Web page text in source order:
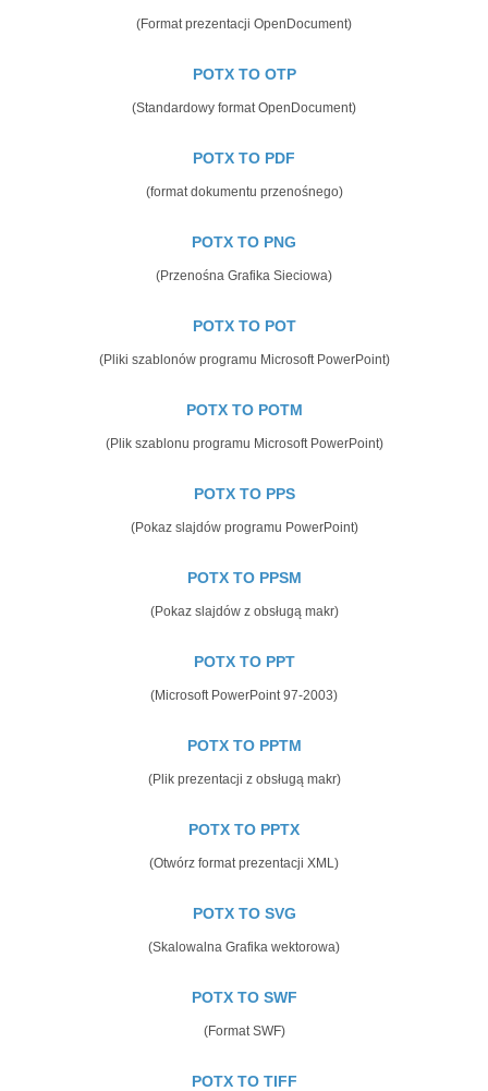
(Format prezentacji OpenDocument)
POTX TO OTP
(Standardowy format OpenDocument)
POTX TO PDF
(format dokumentu przenośnego)
POTX TO PNG
(Przenośna Grafika Sieciowa)
POTX TO POT
(Pliki szablonów programu Microsoft PowerPoint)
POTX TO POTM
(Plik szablonu programu Microsoft PowerPoint)
POTX TO PPS
(Pokaz slajdów programu PowerPoint)
POTX TO PPSM
(Pokaz slajdów z obsługą makr)
POTX TO PPT
(Microsoft PowerPoint 97-2003)
POTX TO PPTM
(Plik prezentacji z obsługą makr)
POTX TO PPTX
(Otwórz format prezentacji XML)
POTX TO SVG
(Skalowalna Grafika wektorowa)
POTX TO SWF
(Format SWF)
POTX TO TIFF